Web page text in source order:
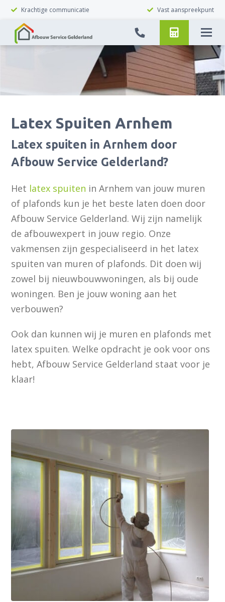
Krachtige communicatie Vast aanspreekpunt
Latex Spuiten Arnhem
Latex spuiten in Arnhem door
Afbouw Service Gelderland?
Het latex spuiten in Arnhem van jouw muren
of plafonds kun je het beste laten doen door
Afbouw Service Gelderland. Wij zijn namelijk
de afbouwexpert in jouw regio. Onze
vakmensen zijn gespecialiseerd in het latex
spuiten van muren of plafonds. Dit doen wij
zowel bij nieuwbouwwoningen, als bij oude
woningen. Ben je jouw woning aan het
verbouwen?
Ook dan kunnen wij je muren en plafonds met
latex spuiten. Welke opdracht je ook voor ons
hebt, Afbouw Service Gelderland staat voor je
klaar!